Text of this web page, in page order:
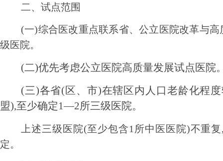
二、试点范围
(一)综合医改重点联系省、公立医院改革与
级医院。
(二)优先考虑公立医院高质量发展试点医院
(三)各省(区、市)在辖区内人口老龄化程
盟),至少确定1—2所三级医院。
上述三级医院(至少包含1所中医医院)不重
定。